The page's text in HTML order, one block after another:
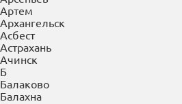
Артем
Архангельск
Асбест
Астрахань
Ачинск
Б
Балаково
Балахна